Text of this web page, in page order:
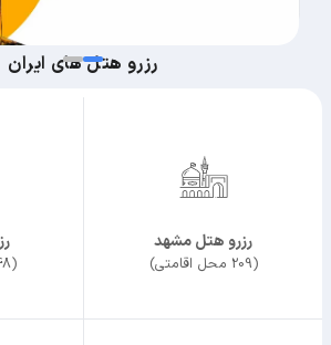
رزرو هتل های ایران
رزرو هتل مشهد
(209 محل اقامتی) (48 محل اقامتی)